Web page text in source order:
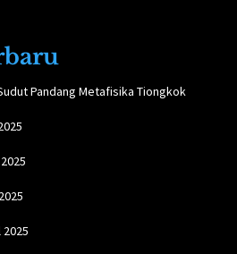
Pandang Metafisika Tiongkok